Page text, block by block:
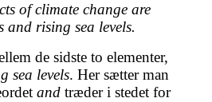
of climate change are
and rising sea levels.
de sidste to elementer,
sea levels. Her sætter man
and træder i stedet for